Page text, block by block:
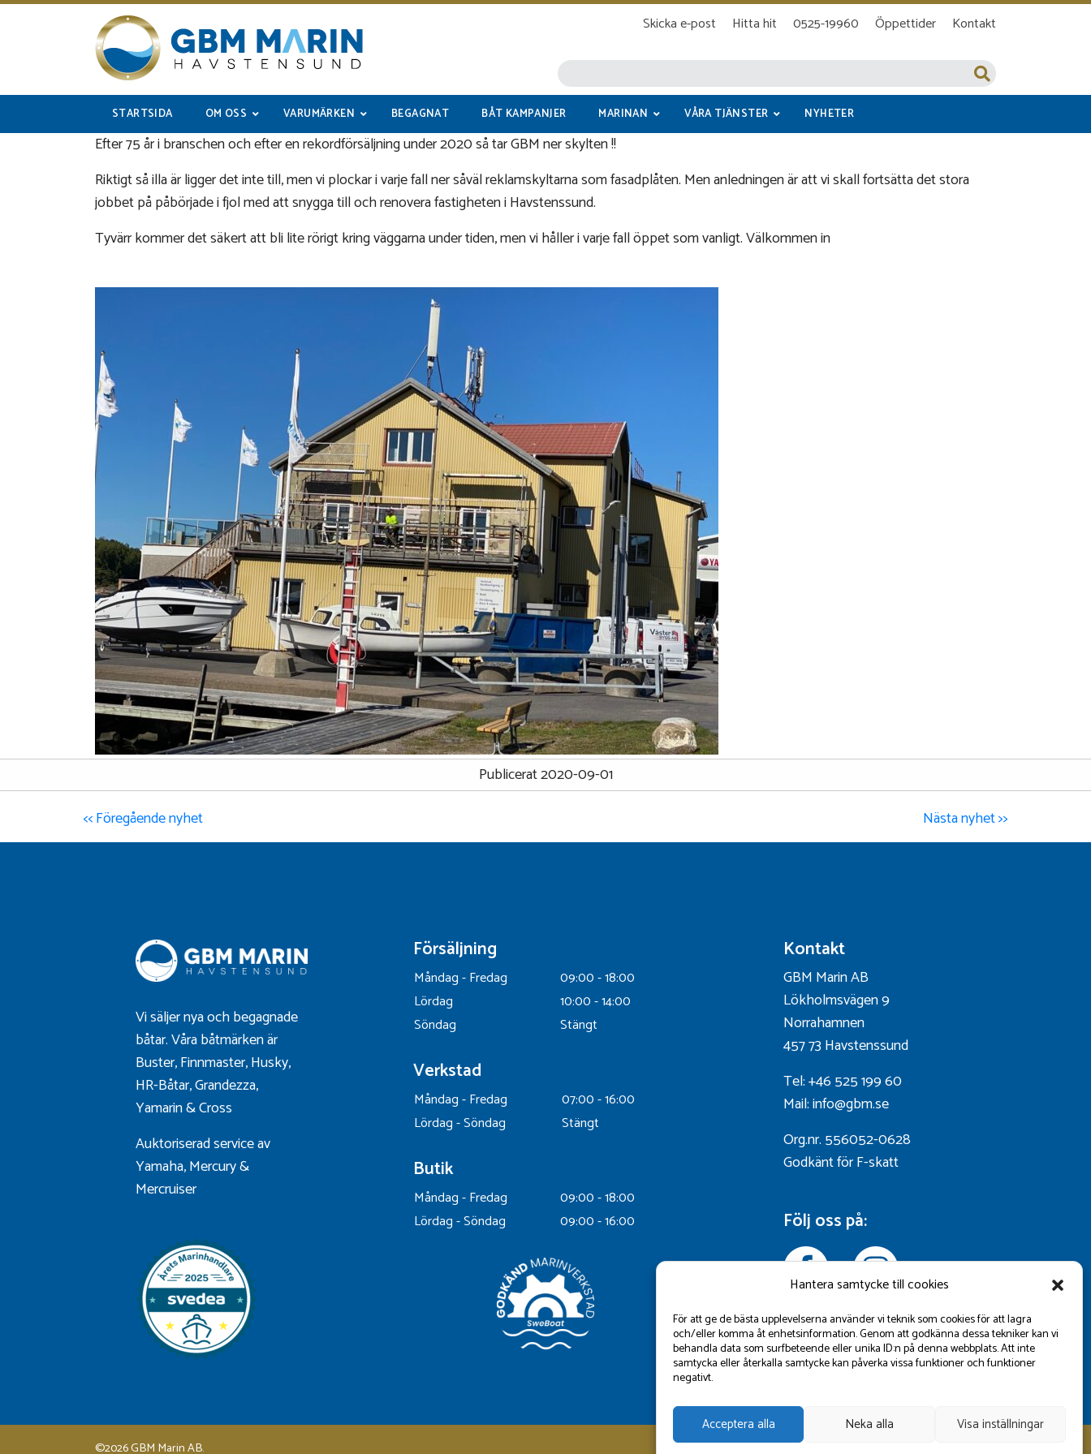
Hantera samtycke till cookies
För att ge de bästa upplevelserna använder vi teknik som cookies för att lagra
och/eller komma åt enhetsinformation. Genom att godkänna dessa tekniker kan vi
behandla data som surfbeteende eller unika ID:n på denna webbplats. Att inte
samtycka eller återkalla samtycke kan påverka vissa funktioner och funktioner
negativt.
Acceptera alla Neka alla Visa inställningar
Skicka e-post Hitta hit 0525-19960 Öppettider Kontakt
STARTSIDA OM OSS VARUMÄRKEN BEGAGNAT BÅT KAMPANJER MARINAN VÅRA TJÄNSTER NYHETER
Efter 75 år i branschen och efter en rekordförsäljning under 2020 så tar GBM ner skylten !!
Riktigt så illa är ligger det inte till, men vi plockar i varje fall ner såväl reklamskyltarna som fasadplåten. Men anledningen är att vi skall fortsätta det stora
jobbet på påbörjade i fjol med att snygga till och renovera fastigheten i Havstenssund.
Tyvärr kommer det säkert att bli lite rörigt kring väggarna under tiden, men vi håller i varje fall öppet som vanligt. Välkommen in
Publicerat 2020-09-01
<< Föregående nyhet
Nästa nyhet >>
Vi säljer nya och begagnade
båtar. Våra båtmärken är
Buster,Finnmaster,Husky,
HR-Båtar,Grandezza,
Yamarin&Cross
Auktoriserad service av
Yamaha, Mercury &
Mercruiser
Försäljning
Måndag - Fredag
09:00 - 18:00
Lördag
10:00 - 14:00
Söndag
Stängt
Verkstad
Måndag - Fredag
07:00 - 16:00
Lördag - Söndag
Stängt
Butik
Måndag - Fredag
09:00 - 18:00
Lördag - Söndag
09:00 - 16:00
Kontakt
GBM Marin AB
Lökholmsvägen 9
Norrahamnen
457 73 Havstenssund
Tel: +46 525 199 60
Mail: info@gbm.se
Org.nr. 556052-0628
Godkänt för F-skatt
Följ oss på:
©2026 GBM Marin AB.